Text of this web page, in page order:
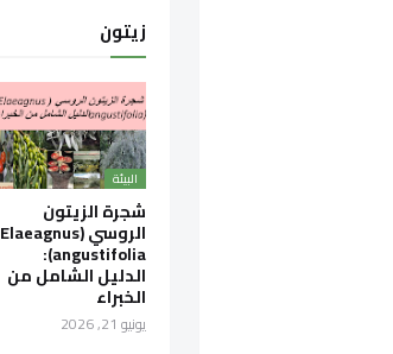
زيتون
البيئة
شجرة الزيتون
الروسي (Elaeagnus
angustifolia):
الدليل الشامل من
الخبراء
يونيو 21, 2026